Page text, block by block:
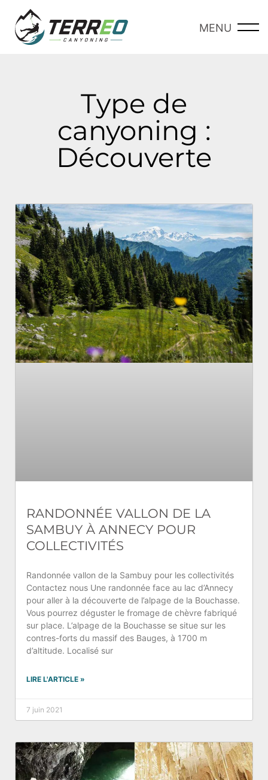
contenu
MENU -
Type de
canyoning :
Découverte
RANDONNÉE VALLON DE LA
SAMBUY À ANNECY POUR
COLLECTIVITÉS
Randonnée vallon de la Sambuy pour les collectivités
Contactez nous Une randonnée face au lac d’Annecy
pour aller à la découverte de l’alpage de la Bouchasse.
Vous pourrez déguster le fromage de chèvre fabriqué
sur place. L’alpage de la Bouchasse se situe sur les
contres-forts du massif des Bauges, à 1700 m
d’altitude. Localisé sur
LIRE L'ARTICLE »
7 juin 2021
PagePagePagePagePage